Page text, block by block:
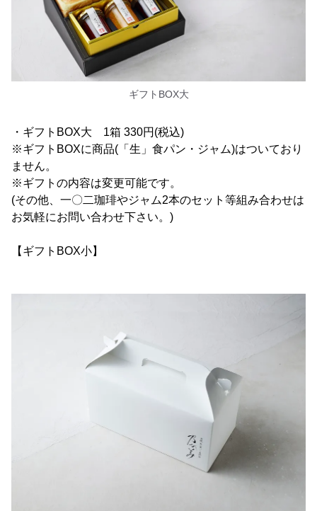
ギフトBOX大
・ギフトBOX大 1箱 330円(税込)
※ギフトBOXに商品(「生」食パン・ジャム)はついており
ません。
※ギフトの内容は変更可能です。
(その他、一〇二珈琲やジャム2本のセット等組み合わせは
お気軽にお問い合わせ下さい。)
【ギフトBOX小】